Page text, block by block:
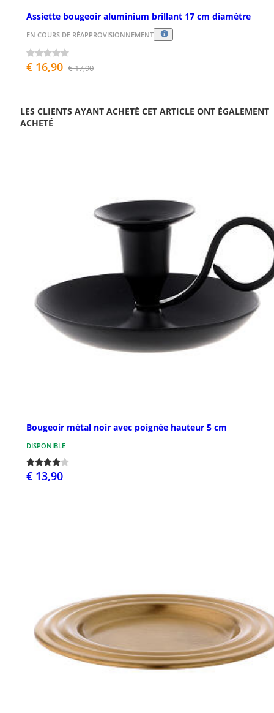
Assiette bougeoir aluminium brillant 17 cm diamètre
EN COURS DE RÉAPPROVISIONNEMENT
€ 16,90 € 17,90
LES CLIENTS AYANT ACHETÉ CET ARTICLE ONT ÉGALEMENT
ACHETÉ
Bougeoir métal noir avec poignée hauteur 5 cm
DISPONIBLE
€ 13,90